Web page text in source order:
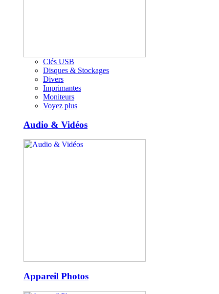
Clés USB
Disques & Stockages
Divers
Imprimantes
Moniteurs
Voyez plus
Audio & Vidéos
Appareil Photos